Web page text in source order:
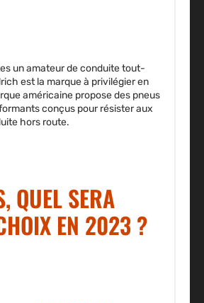
un amateur de conduite tout-
est la marque à privilégier en
américaine propose des pneus
conçus pour résister aux
hors route.
QUEL SERA
EN 2023 ?